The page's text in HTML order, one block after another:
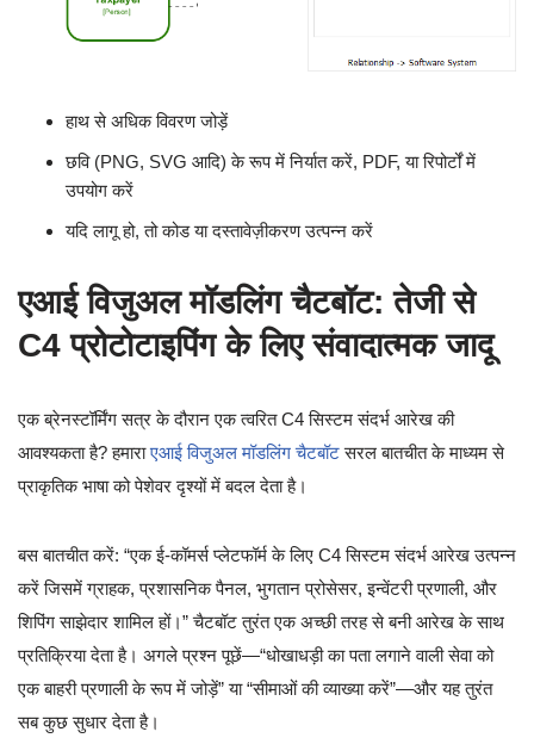
हाथ से अधिक विवरण जोड़ें
छवि (PNG, SVG आदि) के रूप में निर्यात करें, PDF, या रिपोर्टों में
उपयोग करें
यदि लागू हो, तो कोड या दस्तावेज़ीकरण उत्पन्न करें
एआई विजुअल मॉडलिंग चैटबॉट: तेजी से
C4 प्रोटोटाइपिंग के लिए संवादात्मक जादू
एक ब्रेनस्टॉर्मिंग सत्र के दौरान एक त्वरित C4 सिस्टम संदर्भ आरेख की
आवश्यकता है? हमाराएआई विजुअल मॉडलिंग चैटबॉटसरल बातचीत के माध्यम से
प्राकृतिक भाषा को पेशेवर दृश्यों में बदल देता है।
बस बातचीत करें: “एक ई-कॉमर्स प्लेटफॉर्म के लिए C4 सिस्टम संदर्भ आरेख उत्पन्न
करें जिसमें ग्राहक, प्रशासनिक पैनल, भुगतान प्रोसेसर, इन्वेंटरी प्रणाली, और
शिपिंग साझेदार शामिल हों।” चैटबॉट तुरंत एक अच्छी तरह से बनी आरेख के साथ
प्रतिक्रिया देता है। अगले प्रश्न पूछें—“धोखाधड़ी का पता लगाने वाली सेवा को
एक बाहरी प्रणाली के रूप में जोड़ें” या “सीमाओं की व्याख्या करें”—और यह तुरंत
सब कुछ सुधार देता है।